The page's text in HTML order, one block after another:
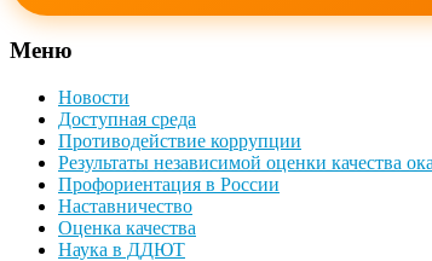
Меню
Новости
Доступная среда
Противодействие коррупции
Результаты независимой оценки качества
Профориентация в России
Наставничество
Оценка качества
Наука в ДДЮТ